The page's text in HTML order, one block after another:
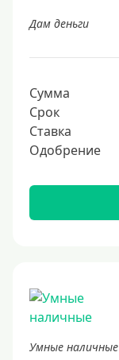
Дам деньги
Сумма
Срок
Ставка
Одобрение
Умные наличные